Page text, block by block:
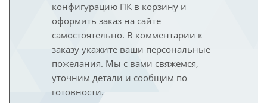
конфигурацию ПК в корзину и
оформить заказ на сайте
самостоятельно. В комментарии к
заказу укажите ваши персональные
пожелания. Мы с вами свяжемся,
уточним детали и сообщим по
готовности.